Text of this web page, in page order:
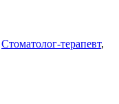
Стоматолог-терапевт,